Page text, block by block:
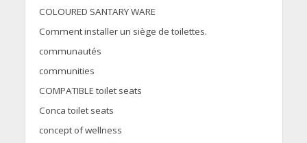
COLOURED SANTARY WARE
Comment installer un siège de toilettes.
communautés
communities
COMPATIBLE toilet seats
Conca toilet seats
concept of wellness